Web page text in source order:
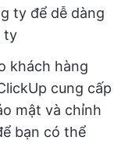
ty để dễ dàng
ty
khách hàng
cung cấp
mật và chỉnh
bạn có thể